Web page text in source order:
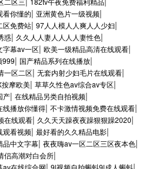
看你懂的| 亚洲黄色片一级视频|
区免费站| 97人人模人人爽人人少妇|
惑| 久久人人妻人人人人妻性色|
字幕av一区| 欧美一级精品高清在线观看|
999| 国产精品系列在线播放|
一区二区| 无套内射少妇毛片在线观看|
摩欧美| 草草久性色av综合av专区|
产| 在线精品另类自拍视频|
线播放你懂得| 不卡激情视频免费在线观看|
在线观看| 久久天天躁夜夜躁狠狠躁2020|
观看视频| 最好看的久久精品电影|
品中文字幕| 夜夜嗨av一区二区三区夜本色|
侣高潮对白会所|